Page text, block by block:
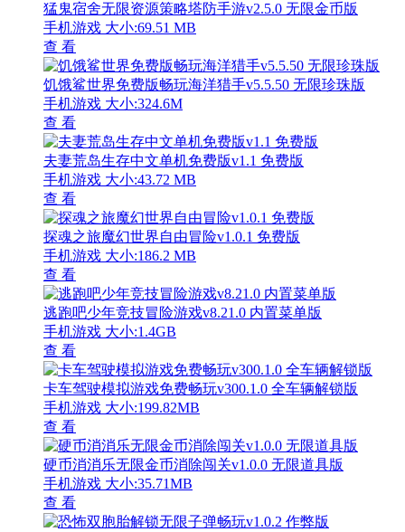
猛鬼宿舍无限资源策略塔防手游v2.5.0 无限金币版
手机游戏 大小:69.51 MB
查 看
饥饿鲨世界免费版畅玩海洋猎手v5.5.50 无限珍珠版
手机游戏 大小:324.6M
查 看
夫妻荒岛生存中文单机免费版v1.1 免费版
手机游戏 大小:43.72 MB
查 看
探魂之旅魔幻世界自由冒险v1.0.1 免费版
手机游戏 大小:186.2 MB
查 看
逃跑吧少年竞技冒险游戏v8.21.0 内置菜单版
手机游戏 大小:1.4GB
查 看
卡车驾驶模拟游戏免费畅玩v300.1.0 全车辆解锁版
手机游戏 大小:199.82MB
查 看
硬币消消乐无限金币消除闯关v1.0.0 无限道具版
手机游戏 大小:35.71MB
查 看